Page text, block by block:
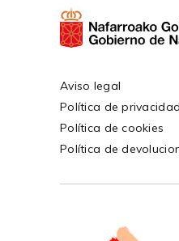
Aviso legal
Política de privacidad
Política de cookies
Política de